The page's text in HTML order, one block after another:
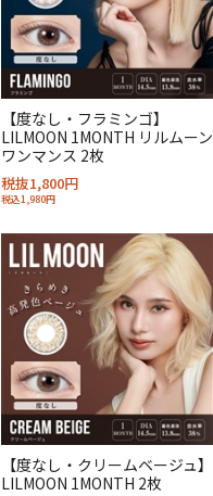
【度なし・フラミンゴ】
LILMOON 1MONTH リルムーン
ワンマンス 2枚
税抜1,800円
税込1,980円
【度なし・クリームベージュ】
LILMOON 1MONTH 2枚